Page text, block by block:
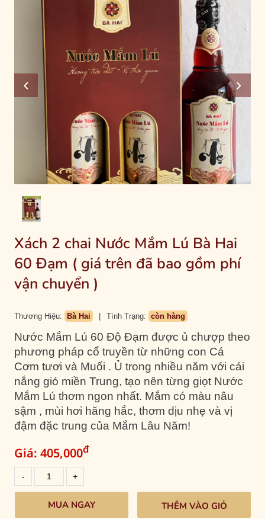
Xách 2 chai Nước Mắm Lú Bà Hai
60 Đạm ( giá trên đã bao gồm phí
vận chuyển )
Thương Hiệu: Bà Hai Tình Trạng: còn hàng
Nước Mắm Lú 60 Độ Đạm được ủ chượp theo
phương pháp cổ truyền từ những con Cá
Cơm tươi và Muối . Ủ trong nhiều năm với cái
nắng gió miền Trung, tạo nên từng giọt Nước
Mắm Lú thơm ngon nhất. Mắm có màu nâu
sậm , mùi hơi hăng hắc, thơm dịu nhẹ và vị
đậm đặc trung của Mắm Lâu Năm!
Giá: 405,000đ
THÊM VÀO GIỎ